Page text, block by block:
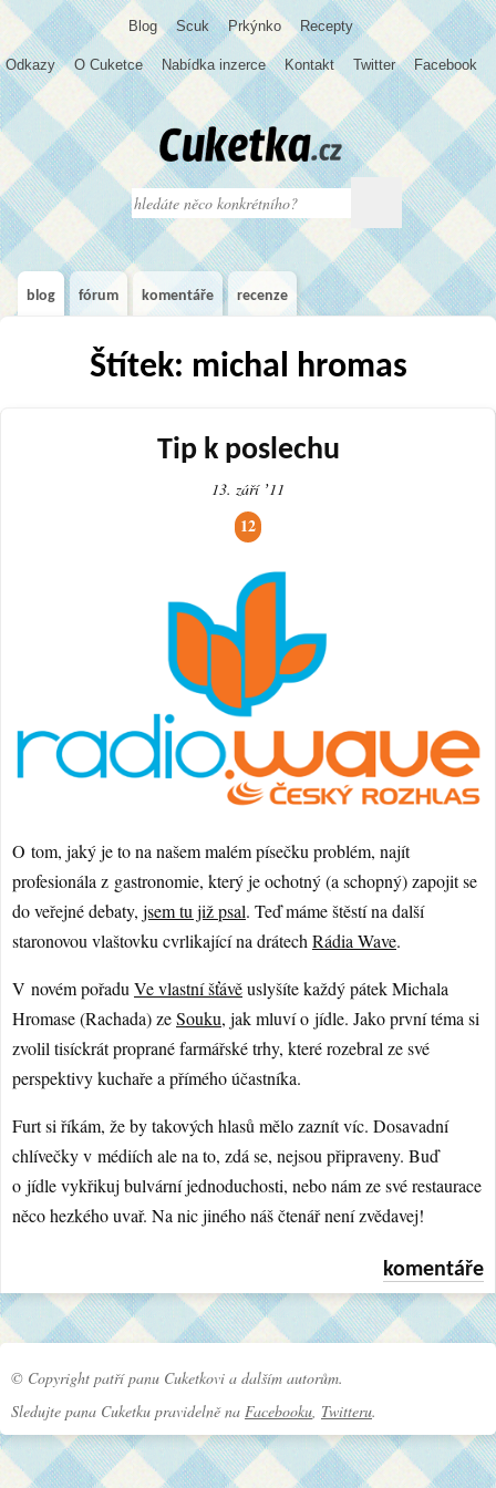
Blog Scuk Prkýnko Recepty
Odkazy O Cuketce Nabídka inzerce Kontakt Twitter Facebook
blog fórum komentáře recenze
Štítek: michal hromas
Tip k poslechu
13. září ʼ11
12
O tom, jaký je to na našem malém písečku problém, najít
profesionála z gastronomie, který je ochotný (a schopný) zapojit se
do veřejné debaty, jsem tu již psal. Teď máme štěstí na další
staronovou vlaštovku cvrlikající na drátech Rádia Wave.
V novém pořadu Ve vlastní šťávěuslyšíte každý pátek Michala
Hromase (Rachada) zeSouku, jak mluví o jídle. Jako první téma si
zvolil tisíckrát proprané farmářské trhy, které rozebral ze své
perspektivy kuchaře a přímého účastníka.
Furt si říkám, že by takových hlasů mělo zaznít víc. Dosavadní
chlívečky v médiích ale na to, zdá se, nejsou připraveny. Buď
o jídle vykřikuj bulvární jednoduchosti, nebo nám ze své restaurace
něco hezkého uvař. Na nic jiného náš čtenář není zvědavej!
komentáře
© Copyright patří panu Cuketkovi a dalším autorům.
Sledujte pana Cuketku pravidelně na Facebooku, Twitteru.